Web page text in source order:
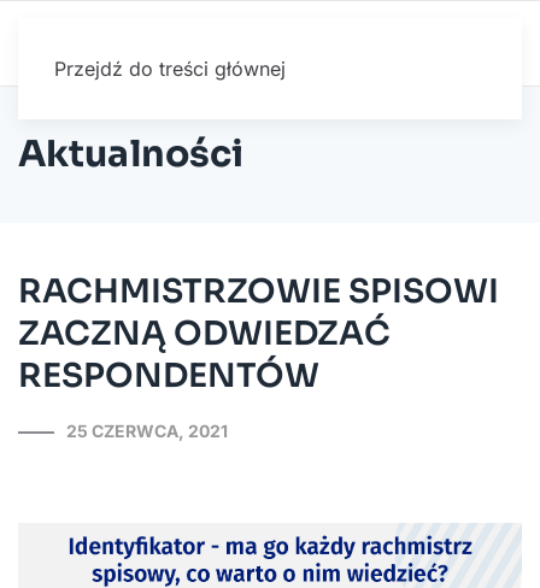
Przejdź do treści głównej
Aktualności
RACHMISTRZOWIE SPISOWI
ZACZNĄ ODWIEDZAĆ
RESPONDENTÓW
25 CZERWCA, 2021